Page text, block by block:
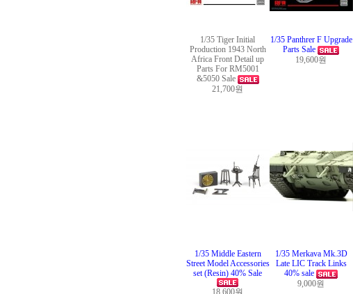
1/35 Tiger Initial
Production 1943 North
Africa Front Detail up
Parts For RM5001
&5050 Sale
21,700원
1/35 Panthrer F Upgrade
Parts Sale
19,600원
1/35 Middle Eastern
Street Model Accessories
set (Resin) 40% Sale
18,600원
1/35 Merkava Mk.3D
Late LIC Track Links
40% sale
9,000원